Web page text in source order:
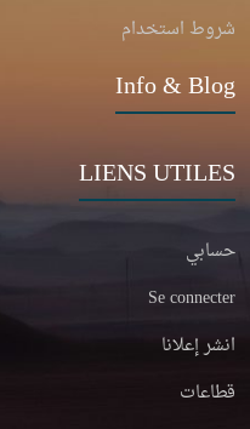
شروط استخدام
Info & Blog
LIENS UTILES
حسابي
Se connecter
انشر إعلانا
قطاعات